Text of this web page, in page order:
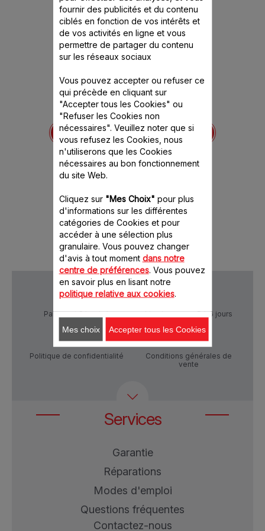
Deflecteur bol hachoir
SS-193445
Des préparations qui ne
débordent plus du bol
hachoir
Stock disponible.
6.40 CHF
Ajouter au panier
Paiement Sécurisé Livraison sous 5 à 6 jours
Politique de confidentialité
Conditions générales de
vente
Services
Garantie
Réparations
Modes d'emploi
Questions fréquentes
Contactez-nous
fournir des publicités et du contenu
ciblés en fonction de vos intérêts et
de vos activités en ligne et vous
permettre de partager du contenu
sur les réseaux sociaux
Vous pouvez accepter ou refuser ce
qui précède en cliquant sur
"Accepter tous les Cookies" ou
"Refuser les Cookies non
nécessaires". Veuillez noter que si
vous refusez les Cookies, nous
n'utiliserons que les Cookies
nécessaires au bon fonctionnement
du site Web.
Cliquez sur "Mes Choix" pour plus
d'informations sur les différentes
catégories de Cookies et pour
accéder à une sélection plus
granulaire. Vous pouvez changer
d'avis à tout moment dans notre
centre de préférences. Vous pouvez
en savoir plus en lisant notre
politique relative aux cookies.
Mes choix Accepter tous les Cookies